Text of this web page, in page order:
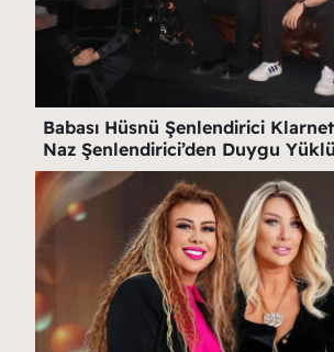
Babası Hüsnü Şenlendirici
Naz Şenlendirici’den Duygu